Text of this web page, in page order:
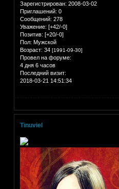
Зарегистрирован: 2008-03-02
Приглашений: 0
Сообщений: 278
Уважение: [+42/-0]
Позитив: [+20/-0]
Пол: Мужской
Возраст: 34 [1991-09-30]
Провел на форуме:
4 дня 6 часов
Последний визит:
2018-03-21 14:51:34
Tinuviel